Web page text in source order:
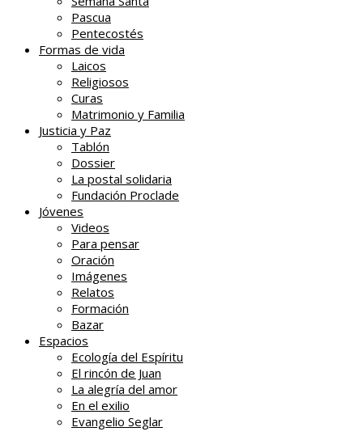
Pascua
Pentecostés
Formas de vida
Laicos
Religiosos
Curas
Matrimonio y Familia
Justicia y Paz
Tablón
Dossier
La postal solidaria
Fundación Proclade
Jóvenes
Videos
Para pensar
Oración
Imágenes
Relatos
Formación
Bazar
Espacios
Ecología del Espíritu
El rincón de Juan
La alegría del amor
En el exilio
Evangelio Seglar